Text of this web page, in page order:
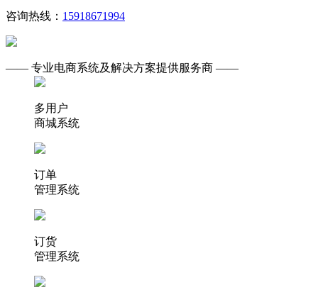
咨询热线： 15918671994
—— 专业电商系统及解决方案提供服务商 ——
多用户
商城系统
订单
管理系统
订货
管理系统